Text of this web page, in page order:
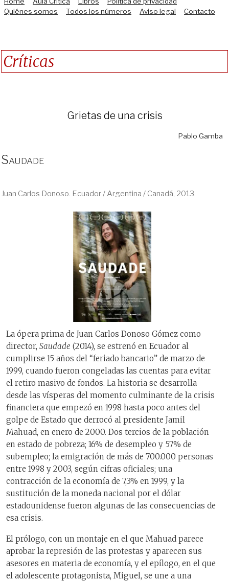
Quiénes somos
Todos los números Aviso legal Contacto
Críticas
Grietas de una crisis
Pablo Gamba
Saudade
Juan Carlos Donoso. Ecuador / Argentina / Canadá, 2013.
La ópera prima de Juan Carlos Donoso Gómez como
director, Saudade (2014), se estrenó en Ecuador al
cumplirse 15 años del “feriado bancario” de marzo de
1999, cuando fueron congeladas las cuentas para evitar
el retiro masivo de fondos. La historia se desarrolla
desde las vísperas del momento culminante de la crisis
financiera que empezó en 1998 hasta poco antes del
golpe de Estado que derrocó al presidente Jamil
Mahuad, en enero de 2000. Dos tercios de la población
en estado de pobreza; 16% de desempleo y 57% de
subempleo; la emigración de más de 700.000 personas
entre 1998 y 2003, según cifras oficiales; una
contracción de la economía de 7,3% en 1999, y la
sustitución de la moneda nacional por el dólar
estadounidense fueron algunas de las consecuencias de
esa crisis.
El prólogo, con un montaje en el que Mahuad parece
aprobar la represión de las protestas y aparecen sus
asesores en materia de economía, y el epílogo, en el que
el adolescente protagonista, Miguel, se une a una